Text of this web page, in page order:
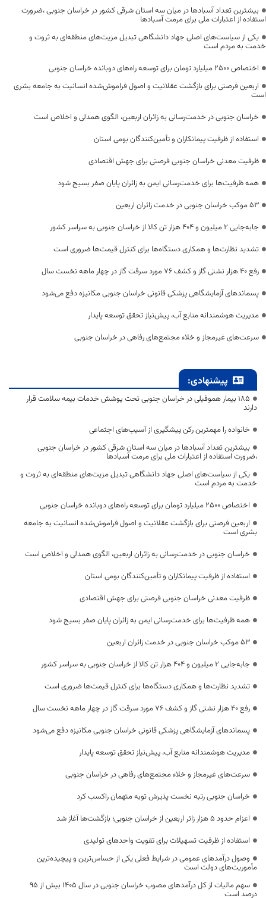
بیشترین تعداد آسبادها در میان سه استان شرقی کشور در خراسان جنوبی ،ضرورت
استفاده از اعتبارات ملی برای مرمت آسبادها
یکی از سیاست‌های اصلی جهاد دانشگاهی تبدیل مزیت‌های منطقه‌ای به ثروت و
خدمت به مردم است
اختصاص 2500 میلیارد تومان برای توسعه راه‌های دوبانده خراسان جنوبی
اربعین فرصتی برای بازگشت عقلانیت و اصول فراموش‌شده انسانیت به جامعه بشری
است
خراسان جنوبی در خدمت‌رسانی به زائران اربعین، الگوی همدلی و اخلاص است
استفاده از ظرفیت پیمانکاران و تأمین‌کنندگان بومی استان
ظرفیت معدنی خراسان جنوبی فرصتی برای جهش اقتصادی
همه ظرفیت‌ها برای خدمت‌رسانی ایمن به زائران پایان صفر بسیج شود
53 موکب خراسان جنوبی در خدمت زائران اربعین
جابه‌جایی 2 میلیون و 404 هزار تن کالا از خراسان جنوبی به سراسر کشور
تشدید نظارت‌ها و همکاری دستگاه‌ها برای کنترل قیمت‌ها ضروری است
رفع 40 هزار نشتی گاز و کشف 76 مورد سرقت گاز در چهار ماهه نخست سال
پسماندهای آزمایشگاهی پزشکی قانونی خراسان جنوبی مکانیزه دفع می‌شود
مدیریت هوشمندانه منابع آب، پیش‌نیاز تحقق توسعه پایدار
سرعت‌های غیرمجاز و خلاء مجتمع‌های رفاهی در خراسان جنوبی
پیشنهادی:
۱۸۵ بیمار هموفیلی در خراسان جنوبی تحت پوشش خدمات بیمه سلامت قرار
دارند
خانواده را مهمترین رکن پیشگیری از آسیب‌های اجتماعی
بیشترین تعداد آسبادها در میان سه استان شرقی کشور در خراسان جنوبی
،ضرورت استفاده از اعتبارات ملی برای مرمت آسبادها
یکی از سیاست‌های اصلی جهاد دانشگاهی تبدیل مزیت‌های منطقه‌ای به ثروت و
خدمت به مردم است
اختصاص 2500 میلیارد تومان برای توسعه راه‌های دوبانده خراسان جنوبی
اربعین فرصتی برای بازگشت عقلانیت و اصول فراموش‌شده انسانیت به جامعه
بشری است
خراسان جنوبی در خدمت‌رسانی به زائران اربعین، الگوی همدلی و اخلاص است
استفاده از ظرفیت پیمانکاران و تأمین‌کنندگان بومی استان
ظرفیت معدنی خراسان جنوبی فرصتی برای جهش اقتصادی
همه ظرفیت‌ها برای خدمت‌رسانی ایمن به زائران پایان صفر بسیج شود
53 موکب خراسان جنوبی در خدمت زائران اربعین
جابه‌جایی 2 میلیون و 404 هزار تن کالا از خراسان جنوبی به سراسر کشور
تشدید نظارت‌ها و همکاری دستگاه‌ها برای کنترل قیمت‌ها ضروری است
رفع 40 هزار نشتی گاز و کشف 76 مورد سرقت گاز در چهار ماهه نخست سال
پسماندهای آزمایشگاهی پزشکی قانونی خراسان جنوبی مکانیزه دفع می‌شود
مدیریت هوشمندانه منابع آب، پیش‌نیاز تحقق توسعه پایدار
سرعت‌های غیرمجاز و خلاء مجتمع‌های رفاهی در خراسان جنوبی
خراسان جنوبی رتبه نخست پذیرش توبه متهمان راکسب کرد
اعزام حدود 5 هزار زائر اربعین از خراسان جنوبی؛ بازگشت‌ها آغاز شد
استفاده از ظرفیت تسهیلات برای تقویت واحدهای تولیدی
وصول درآمدهای عمومی در شرایط فعلی یکی از حساس‌ترین و پیچیده‌ترین
مأموریت‌های دولت است
سهم مالیات از کل درآمدهای مصوب خراسان جنوبی در سال ۱۴۰۵ بیش از ۹۵
درصد است